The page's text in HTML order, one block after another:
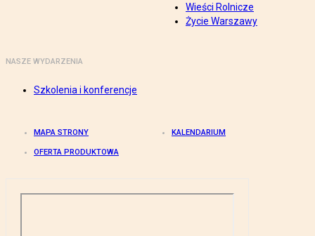
Wieści Rolnicze
Życie Warszawy
NASZE WYDARZENIA
Szkolenia i konferencje
MAPA STRONY KALENDARIUM
OFERTA PRODUKTOWA